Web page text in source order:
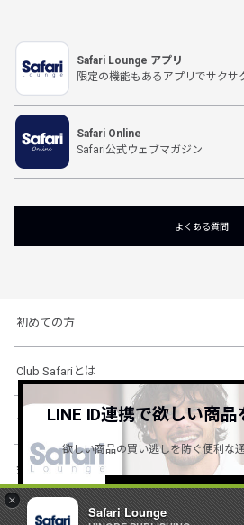
×
Safari Lounge
Safari Lounge アプリ
限定の機能もあるアプリでサクサ
Safari Online
Safari公式ウェブマガジン
よくある質問
初めての方
Club Safariとは
ショッピングガイド
会社概要・規約
LINE ID連携で欲しい商品
欲しい商品の買い逃しを防ぐ便利な
詳しくはこちら